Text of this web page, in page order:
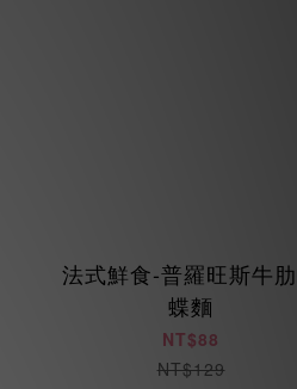
法式鮮食-普羅旺斯牛
蝶麵
NT$88
NT$129